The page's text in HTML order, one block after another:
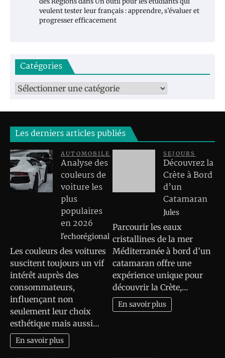
veulent tester leur français : apprendre, s’évaluer et
progresser efficacement
Catégories
Catégories
Les derniers articles publiés
AUTOMOBILE
Analyse des
couleurs de
voiture les
plus
populaires
en 2026
l'echorégional
Les couleurs des voitures
suscitent toujours un vif
intérêt auprès des
consommateurs,
influençant non
seulement leur choix
esthétique mais aussi…
En savoir plus
SEJOURS
Découvrez la
Crète à Bord
d’un
Catamaran
Jules
Parcourir les eaux
cristallines de la mer
Méditerranée à bord d’un
catamaran offre une
expérience unique pour
découvrir la Crète,…
En savoir plus